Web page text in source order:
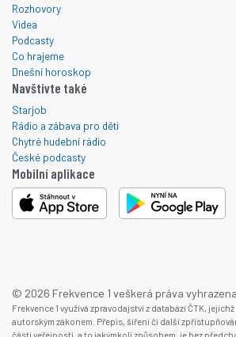
Rozhovory
Videa
Podcasty
Co hrajeme
Dnešní horoskop
Navštivte také
Starjob
Rádio a zábava pro děti
Chytré hudební rádio
České podcasty
Mobilní aplikace
© 2026 Frekvence 1 veškerá práva
Frekvence 1 využívá zpravodajství z databází ČTK,
autorským zákonem. Přepis, šíření či další
části veřejnosti, a to jakýmkoli způsobem, je bez